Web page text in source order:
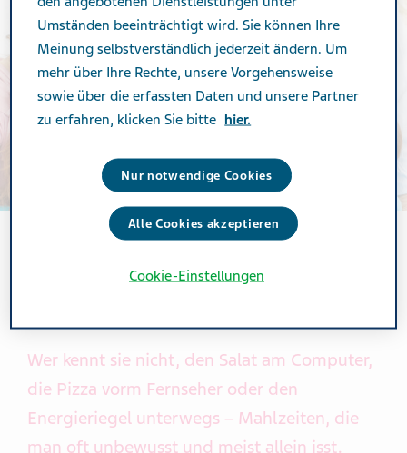
Wer kennt sie nicht, den Salat am Computer,
die Pizza vorm Fernseher oder den
Energieriegel unterwegs – Mahlzeiten, die
man oft unbewusst und meist allein isst.
Umständen beeinträchtigt wird. Sie können Ihre
Meinung selbstverständlich jederzeit ändern. Um
mehr über Ihre Rechte, unsere Vorgehensweise
sowie über die erfassten Daten und unsere Partner
zu erfahren, klicken Sie bitte hier.
Nur notwendige Cookies
Alle Cookies akzeptieren
Cookie-Einstellungen